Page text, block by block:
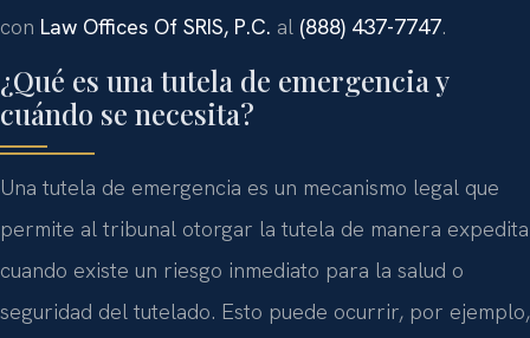
con Law Offices Of SRIS, P.C. al (888) 437-7747.
¿Qué es una tutela de emergencia y
cuándo se necesita?
Una tutela de emergencia es un mecanismo legal que
permite al tribunal otorgar la tutela de manera expedita
cuando existe un riesgo inmediato para la salud o
seguridad del tutelado. Esto puede ocurrir, por ejemplo,